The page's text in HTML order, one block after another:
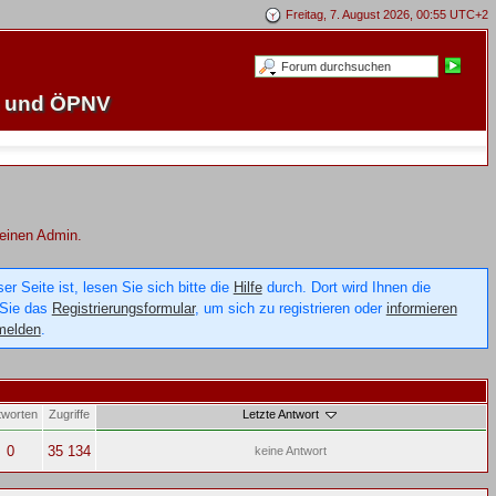
Freitag, 7. August 2026, 00:55 UTC+2
ÖPNV
Admin.
Seite ist, lesen Sie sich bitte die Hilfedurch. Dort wird Ihnen die
das Registrierungsformular, um sich zu registrieren oder informieren
.
Zugriffe Letzte Antwort
0 35 134 keine Antwort